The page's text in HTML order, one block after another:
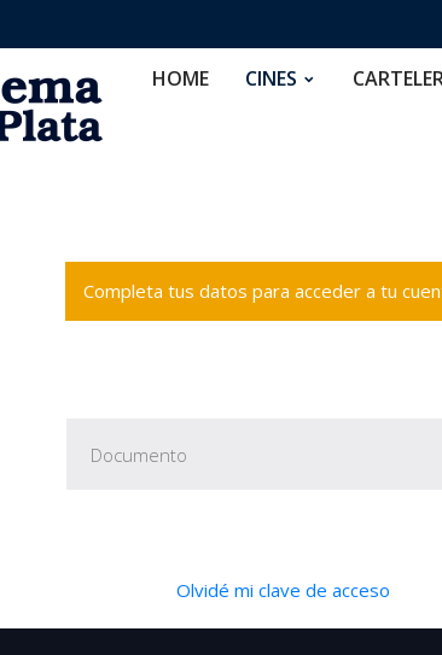
HOME CINES
Completa tus datos para acceder a tu
Olvidé mi clave de acceso